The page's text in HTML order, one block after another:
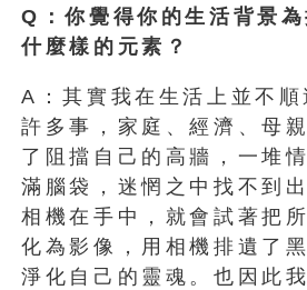
Q：你覺得你的生活背景
什麼樣的元素？
A：其實我在生活上並不
許多事，家庭、經濟、母
了阻擋自己的高牆，一堆
滿腦袋，迷惘之中找不到
相機在手中，就會試著把
化為影像，用相機排遺了
淨化自己的靈魂。也因此